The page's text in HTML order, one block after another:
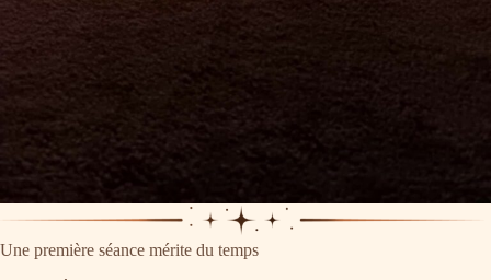
Une première séance mérite du temps